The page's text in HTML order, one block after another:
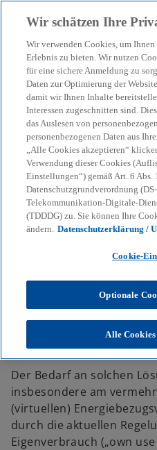
menu search
Preisrisiken
bei Commodities Hedge
KPMG Themen
Corporate
Preisrisiken
Durch den Wegfall der
geforderten
Komponenten aus
Grundgeschäfte zu
Unternehmen heute
ökonomische
Commodity-Risiken durch
Accounting abzubilden.
Der Bedarf an solchen
insbesondere am
(virtuellen)
durch die aktuellen
Eigenverbrauch („own
Wir schätzen Ihre
Wir verwenden Cookies, um
Erlebnis zu bieten. Wir nutzen
für eine sichere Anmeldung zu
Daten zur Optimierung der
damit wir Ihnen Inhalte
Interessen zugeschnitten sind.
das Auslesen von
personenbezogenen Daten aus
„Alle Cookies akzeptieren“
Verwendung dieser Cookies
Einstellungen“) gemäß Art. 6 Abs.
Datenschutzgrundverordnung
Telekommunikation-Digitale-
(TDDDG) zu. Sie können Ihre
ändern. Datenschutzerklärung /
Cookie-
Optionale
Alle